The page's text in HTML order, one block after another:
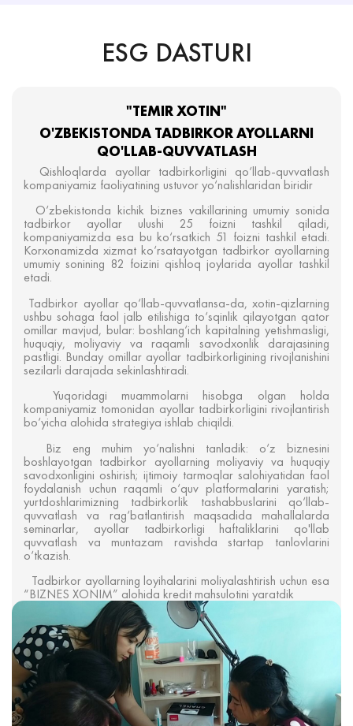
ESG DASTURI
"TEMIR XOTIN"
O'ZBEKISTONDA TADBIRKOR AYOLLARNI
QO'LLAB-QUVVATLASH
Qishloqlarda ayollar tadbirkorligini qo‘llab-quvvatlash
kompaniyamiz faoliyatining ustuvor yo‘nalishlaridan biridir
O‘zbekistonda kichik biznes vakillarining umumiy sonida
tadbirkor ayollar ulushi 25 foizni tashkil qiladi,
kompaniyamizda esa bu ko‘rsatkich 51 foizni tashkil etadi.
Korxonamizda xizmat ko‘rsatayotgan tadbirkor ayollarning
umumiy sonining 82 foizini qishloq joylarida ayollar tashkil
etadi.
Tadbirkor ayollar qo‘llab-quvvatlansa-da, xotin-qizlarning
ushbu sohaga faol jalb etilishiga to‘sqinlik qilayotgan qator
omillar mavjud, bular: boshlang‘ich kapitalning yetishmasligi,
huquqiy, moliyaviy va raqamli savodxonlik darajasining
pastligi. Bunday omillar ayollar tadbirkorligining rivojlanishini
sezilarli darajada sekinlashtiradi.
Yuqoridagi muammolarni hisobga olgan holda
kompaniyamiz tomonidan ayollar tadbirkorligini rivojlantirish
bo‘yicha alohida strategiya ishlab chiqildi.
Biz eng muhim yo‘nalishni tanladik: o‘z biznesini
boshlayotgan tadbirkor ayollarning moliyaviy va huquqiy
savodxonligini oshirish; ijtimoiy tarmoqlar salohiyatidan faol
foydalanish uchun raqamli o‘quv platformalarini yaratish;
yurtdoshlarimizning tadbirkorlik tashabbuslarini qo‘llab-
quvvatlash va rag‘batlantirish maqsadida mahallalarda
seminarlar, ayollar tadbirkorligi haftaliklarini qo'llab
quvvatlash va muntazam ravishda startap tanlovlarini
o‘tkazish.
Tadbirkor ayollarning loyihalarini moliyalashtirish uchun esa
“BIZNES XONIM” alohida kredit mahsulotini yaratdik